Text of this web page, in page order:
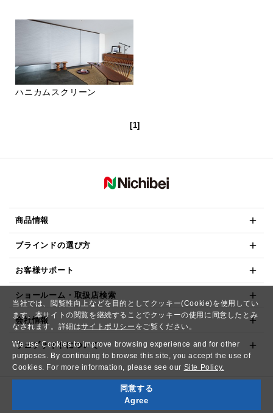
当社では、閲覧性向上などを目的としてクッキー(Cookie)を使用してい
ます。本サイトの閲覧を継続することでクッキーの使用に同意したとみ
なされます。詳細はサイトポリシー をご覧ください。
We use Cookies to improve browsing experience and for other
purposes. By continuing to browse this site, you accept the use of
Cookies. For more information, please see our Site Policy.
同意する
Agree
ハニカムスクリーン
[1]
商品情報
ブラインドの選び方
お客様サポート
ショールーム・取扱店検索
会社情報
ウェブサイトについて
Copyright© NICHIBEI CO.,LTD. All Rights Reserved.